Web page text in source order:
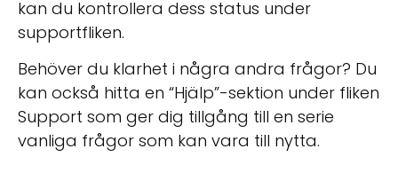
kan du kontrollera dess status under
supportfliken.
Behöver du klarhet i några andra frågor? Du
kan också hitta en “Hjälp”-sektion under fliken
Support som ger dig tillgång till en serie
vanliga frågor som kan vara till nytta.